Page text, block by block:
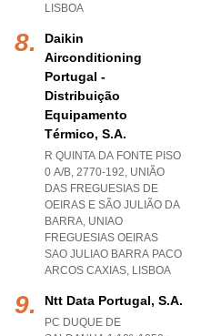
LISBOA
Daikin
Airconditioning
Portugal -
Distribuição
Equipamento
Térmico, S.a.
R QUINTA DA FONTE PISO
0 A/B, 2770-192, UNIÃO
DAS FREGUESIAS DE
OEIRAS E SÃO JULIÃO DA
BARRA, UNIAO
FREGUESIAS OEIRAS
SAO JULIAO BARRA PACO
ARCOS CAXIAS, LISBOA
Ntt Data Portugal, S.a.
PC DUQUE DE